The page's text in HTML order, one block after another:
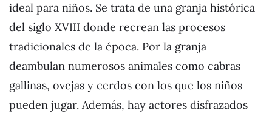
ideal para niños. Se trata de una granja histórica
del siglo XVIII donde recrean las procesos
tradicionales de la época. Por la granja
deambulan numerosos animales como cabras
gallinas, ovejas y cerdos con los que los niños
pueden jugar. Además, hay actores disfrazados